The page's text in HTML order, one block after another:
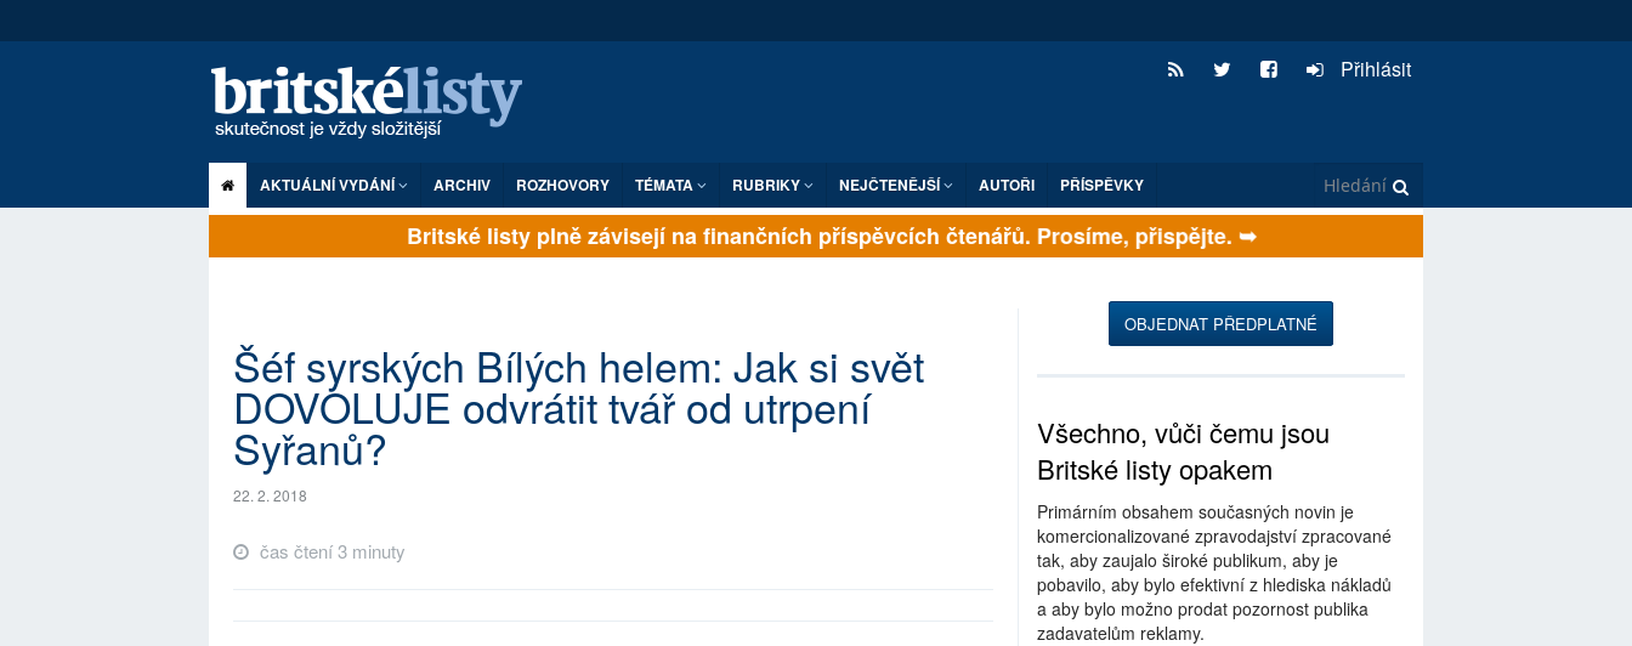
Přihlásit
AKTUÁLNÍ VYDÁNÍ ARCHIV ROZHOVORY TÉMATA RUBRIKY NEJČTENĚJŠÍ AUTOŘI PŘÍSPĚVKY
Britské listy plně závisejí na finančních příspěvcích čtenářů. Prosíme, přispějte. ➥
Šéf syrských Bílých helem: Jak si svět
DOVOLUJE odvrátit tvář od utrpení
Syřanů?
22. 2. 2018
čas čtení 3 minuty
OBJEDNAT PŘEDPLATNÉ
Všechno, vůči čemu jsou
Britské listy opakem
Primárním obsahem současných novin je
komercionalizované zpravodajství zpracované
tak, aby zaujalo široké publikum, aby je
pobavilo, aby bylo efektivní z hlediska nákladů
a aby bylo možno prodat pozornost publika
zadavatelům reklamy.